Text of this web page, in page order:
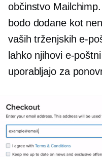
občinstvo
bodo dodane kot
vaših trženjskih e-
lahko njihovi e-
uporabljajo za